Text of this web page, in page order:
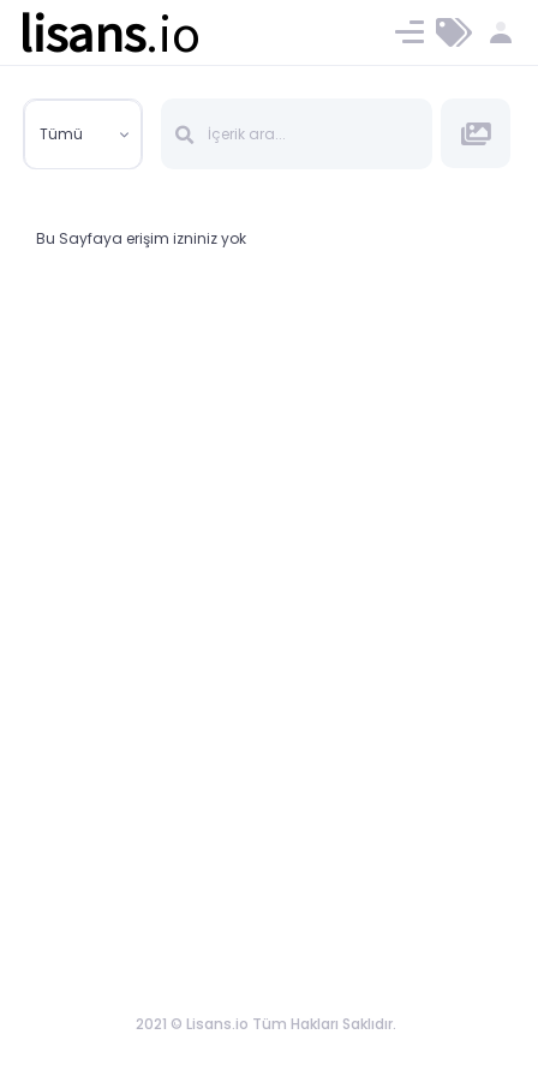
lisans.io Ücret ve Planlar
Tümü
Bu Sayfaya erişim izniniz yok
2021 © Lisans.io Tüm Hakları Saklıdır.